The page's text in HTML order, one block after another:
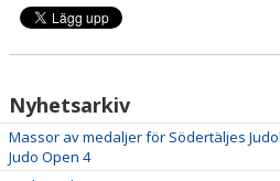
Nyhetsarkiv
Massor av medaljer för Södertäljes
Judo Open 4